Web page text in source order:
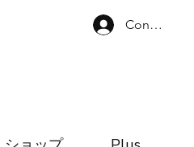
Connexion